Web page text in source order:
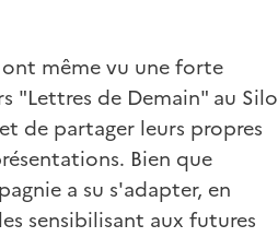
même vu une forte
"Lettres de Demain" au Silo
de partager leurs propres
Bien que
a su s'adapter, en
sensibilisant aux futures